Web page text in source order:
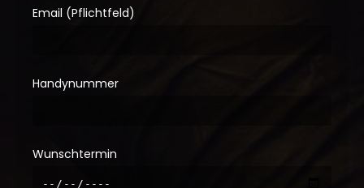
Email (Pflichtfeld)
Handynummer
Wunschtermin